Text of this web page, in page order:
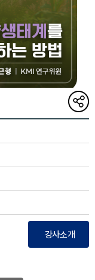
해당
게시글
링크
강사소개